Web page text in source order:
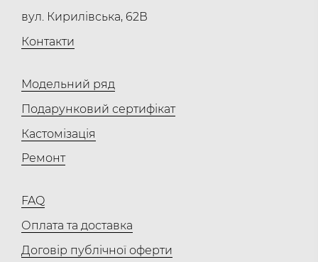
вул. Кирилівська, 62В
Контакти
Модельний ряд
Подарунковий сертифікат
Кастомізація
Ремонт
FAQ
Оплата та доставка
Договір публічної оферти